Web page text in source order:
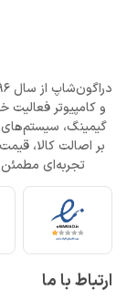
و کامپیوتر
گیمینگ، سیستم‌های
بر اصالت کالا،
تجربه‌ای مطمئن
ارتباط با ما